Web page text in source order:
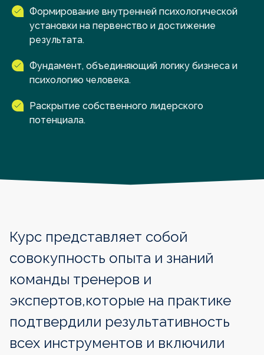
Формирование внутренней психологической
установки на первенство и достижение
результата.
Фундамент, объединяющий логику бизнеса и
психологию человека.
Раскрытие собственного лидерского
потенциала.
Курс представляет собой
совокупность опыта и знаний
команды тренеров и
экспертов,которые на практике
подтвердили результативность
всех инструментов и включили